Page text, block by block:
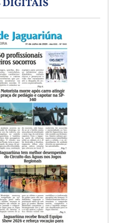
DIGITAIS